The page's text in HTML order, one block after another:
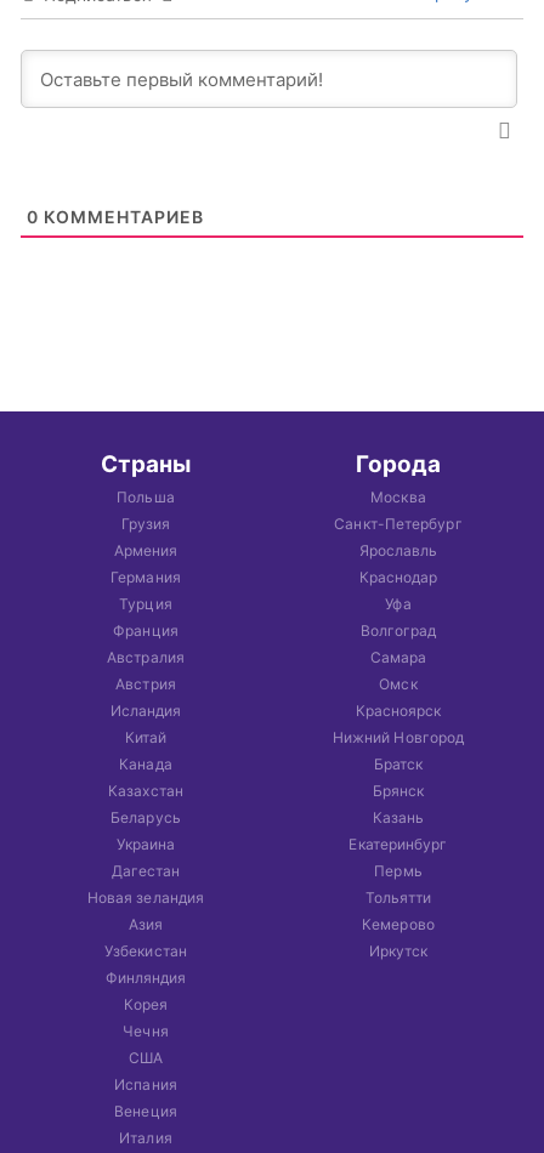
0 КОММЕНТАРИЕВ
Страны
Польша
Грузия
Армения
Германия
Турция
Франция
Австралия
Австрия
Исландия
Китай
Канада
Казахстан
Беларусь
Украина
Дагестан
Новая зеландия
Азия
Узбекистан
Финляндия
Корея
Чечня
США
Испания
Венеция
Италия
Города
Москва
Санкт-Петербург
Ярославль
Краснодар
Уфа
Волгоград
Самара
Омск
Красноярск
Нижний Новгород
Братск
Брянск
Казань
Екатеринбург
Пермь
Тольятти
Кемерово
Иркутск